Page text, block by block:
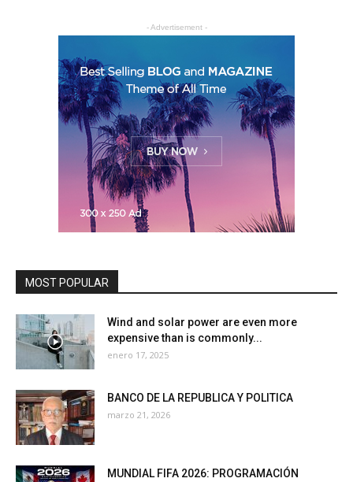
- Advertisement -
MOST POPULAR
Wind and solar power are even more
expensive than is commonly...
enero 17, 2025
BANCO DE LA REPUBLICA Y POLITICA
marzo 21, 2026
MUNDIAL FIFA 2026: PROGRAMACIÓN